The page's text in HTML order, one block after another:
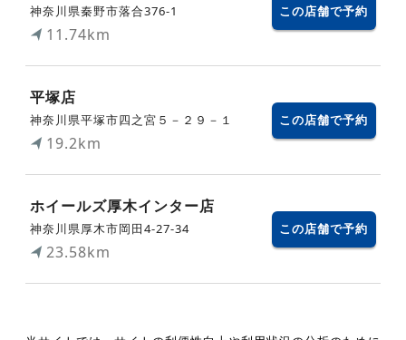
神奈川県秦野市落合376-1
11.74km
この店舗で予約
平塚店
神奈川県平塚市四之宮５－２９－１
19.2km
この店舗で予約
ホイールズ厚木インター店
神奈川県厚木市岡田4-27-34
23.58km
この店舗で予約